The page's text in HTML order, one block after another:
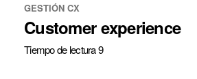
GESTIÓN CX
Customer experience
Tiempo de lectura 9